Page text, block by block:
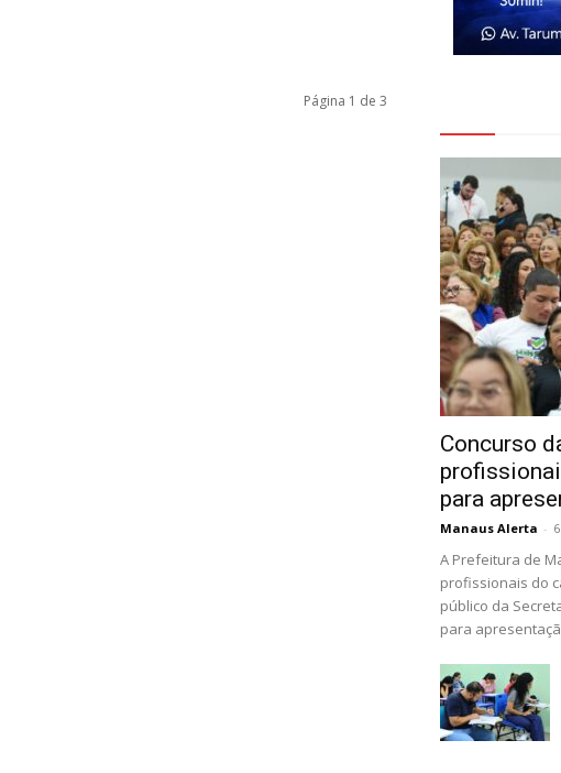
Página 1 de 3
Concurso
para
Manaus Alerta -
A Prefeitura de
profissionais do
público da
para